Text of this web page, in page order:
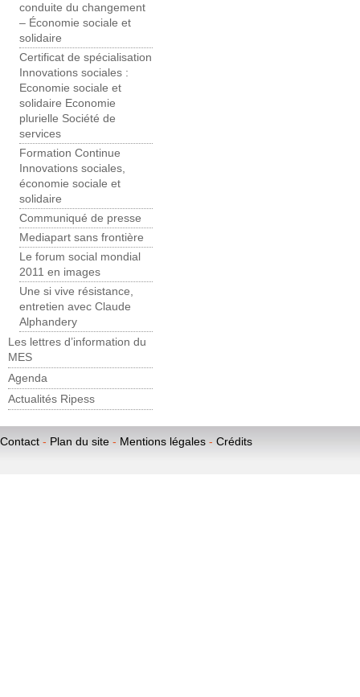
conduite du changement
– Économie sociale et
solidaire
Certificat de spécialisation
Innovations sociales :
Economie sociale et
solidaire Economie
plurielle Société de
services
Formation Continue
Innovations sociales,
économie sociale et
solidaire
Communiqué de presse
Mediapart sans frontière
Le forum social mondial
2011 en images
Une si vive résistance,
entretien avec Claude
Alphandery
Les lettres d’information du
MES
Agenda
Actualités Ripess
Contact - Plan du site - Mentions légales - Crédits